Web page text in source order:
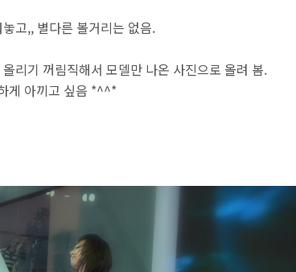
고,, 별다른 볼거리는 없음.
리기 꺼림직해서 모델만 나온 사진으로 올려 봄.
게 아끼고 싶음 *^^*